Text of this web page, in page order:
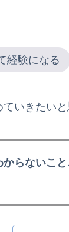
経験になる
いきたいと
らないこ